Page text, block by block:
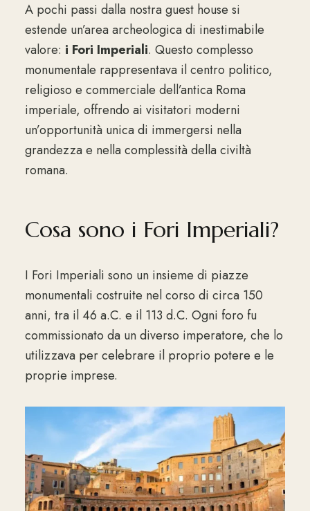
A pochi passi dalla nostra guest house si
estende un’area archeologica di inestimabile
valore: i Fori Imperiali. Questo complesso
monumentale rappresentava il centro politico,
religioso e commerciale dell’antica Roma
imperiale, offrendo ai visitatori moderni
un’opportunità unica di immergersi nella
grandezza e nella complessità della civiltà
romana.
Cosa sono i Fori Imperiali?
I Fori Imperiali sono un insieme di piazze
monumentali costruite nel corso di circa 150
anni, tra il 46 a.C. e il 113 d.C. Ogni foro fu
commissionato da un diverso imperatore, che lo
utilizzava per celebrare il proprio potere e le
proprie imprese.